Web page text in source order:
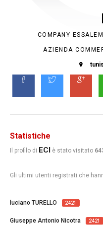
COMPANY
AZIENDA
Statistiche
Il profilo di ECI è stato visitato
Gli ultimi utenti registrati che
luciano TURELLO 2421
Giuseppe Antonio Nicotra 2421